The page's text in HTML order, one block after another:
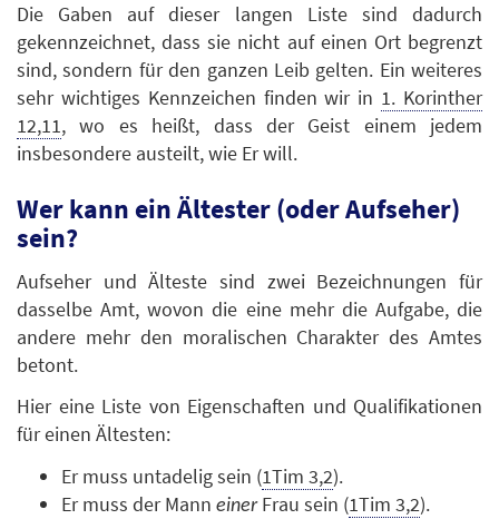
Die Gaben auf dieser langen Liste sind dadurch
gekennzeichnet, dass sie nicht auf einen Ort begrenzt
sind, sondern für den ganzen Leib gelten. Ein weiteres
sehr wichtiges Kennzeichen finden wir in 1. Korinther
12,11, wo es heißt, dass der Geist einem jedem
insbesondere austeilt, wie Er will.
Wer kann ein Ältester (oder Aufseher)
sein?
Aufseher und Älteste sind zwei Bezeichnungen für
dasselbe Amt, wovon die eine mehr die Aufgabe, die
andere mehr den moralischen Charakter des Amtes
betont.
Hier eine Liste von Eigenschaften und Qualifikationen
für einen Ältesten:
Er muss untadelig sein (1Tim 3,2).
Er muss der Mann einerFrau sein (1Tim 3,2).